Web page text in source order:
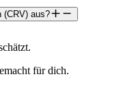
(CRV) aus?
für dich.